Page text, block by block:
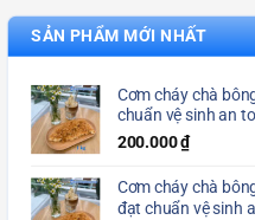
SẢN PHẨM MỚI NHẤT
Cơm cháy chà
chuẩn vệ sinh an
200.000₫
Cơm cháy chà
đạt chuẩn vệ sinh